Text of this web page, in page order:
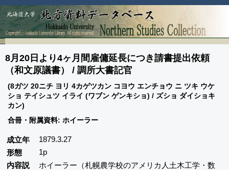
8月20日より4ヶ月間雇傭延長につき請書提出依頼
（和文原議書） / 調所大書記官
(8ガツ 20ニチ ヨリ 4カゲツカン コヨウ エンチョウ ニ ツキ ウケ
ショ テイシュツ イライ (ワブン ゲンキショ) / ズショ ダイショキ
カン)
合冊・附属資料: ホイーラー
成立年
1879.3.27
形態
1p
内容説
ホイーラー（札幌農学校のアメリカ人土木工学・数